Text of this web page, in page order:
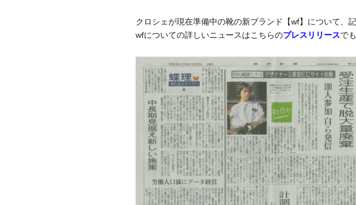
クロシェが現在準備中の靴の新ブランド【wf】について、
wfについての詳しいニュースはこちらのプレスリリースで